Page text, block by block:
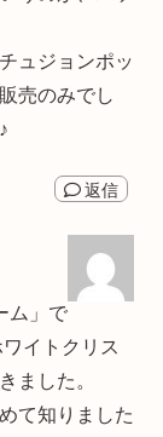
ュジョンポッ
売のみでし
返信
ム」で
イトクリス
ました。
て知りました